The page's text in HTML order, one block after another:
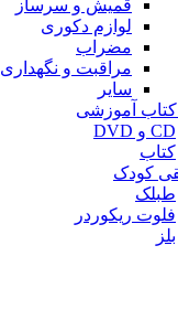
قمیش و سرساز
لوازم دکوری
مضراب
مراقبت و نگهداری
سایر
CD و DVD
کتاب
کودک
طبلک
فلوت ریکوردر
بلز